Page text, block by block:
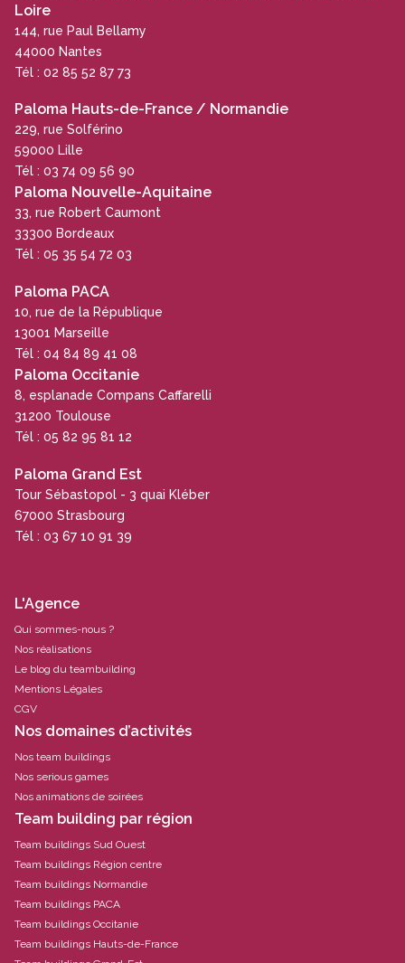
Loire
144, rue Paul Bellamy
44000 Nantes
Tél : 02 85 52 87 73
Paloma Hauts-de-France / Normandie
229, rue Solférino
59000 Lille
Tél : 03 74 09 56 90
Paloma Nouvelle-Aquitaine
33, rue Robert Caumont
33300 Bordeaux
Tél : 05 35 54 72 03
Paloma PACA
10, rue de la République
13001 Marseille
Tél : 04 84 89 41 08
Paloma Occitanie
8, esplanade Compans Caffarelli
31200 Toulouse
Tél : 05 82 95 81 12
Paloma Grand Est
Tour Sébastopol - 3 quai Kléber
67000 Strasbourg
Tél : 03 67 10 91 39
L'Agence
Qui sommes-nous ?
Nos réalisations
Le blog du teambuilding
Mentions Légales
CGV
Nos domaines d’activités
Nos team buildings
Nos serious games
Nos animations de soirées
Team building par région
Team buildings Sud Ouest
Team buildings Région centre
Team buildings Normandie
Team buildings PACA
Team buildings Occitanie
Team buildings Hauts-de-France